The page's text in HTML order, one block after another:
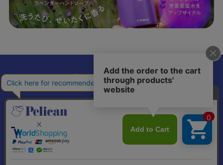
個人情報の取り扱いについて 特定商取引法に基づく表記